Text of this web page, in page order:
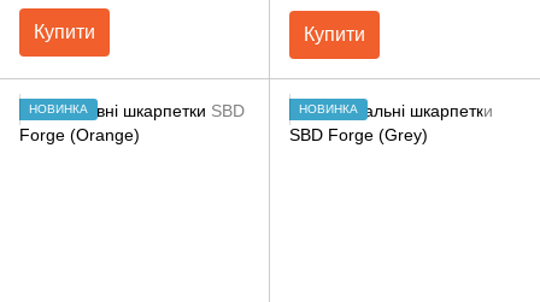
Купити Купити
НОВИНКА НОВИНКА